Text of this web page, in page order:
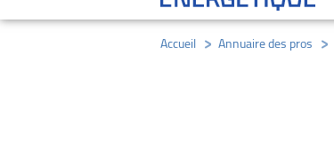
Accueil/ Annuaire des pros